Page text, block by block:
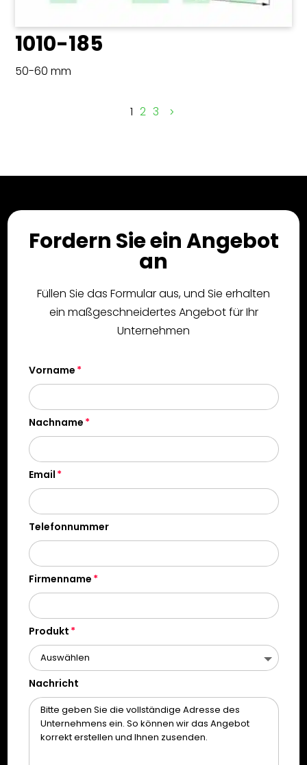
1010-185
50-60 mm
1 2 3
Fordern Sie ein Angebot
an
Füllen Sie das Formular aus, und Sie erhalten
ein maßgeschneidertes Angebot für Ihr
Unternehmen
Vorname
Nachname
Email
Telefonnummer
Firmenname
Produkt
Nachricht